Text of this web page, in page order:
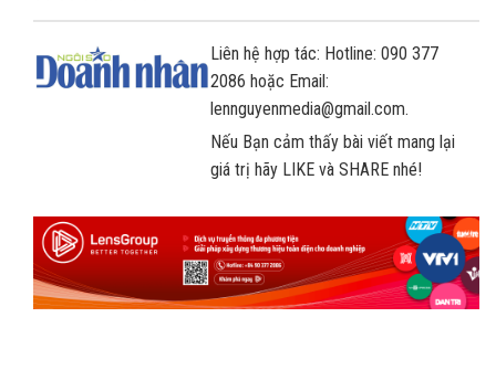
Liên hệ hợp tác: Hotline: 090 377
2086 hoặc Email:
lennguyenmedia@gmail.com.
Nếu Bạn cảm thấy bài viết mang lại
giá trị hãy LIKE và SHARE nhé!